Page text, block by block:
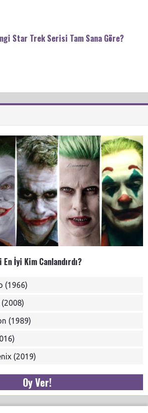
Star Trek Serisi Tam Sana Göre?
İyi Kim Canlandırdı?
(1966)
(1989)
(2019)
Oy Ver!